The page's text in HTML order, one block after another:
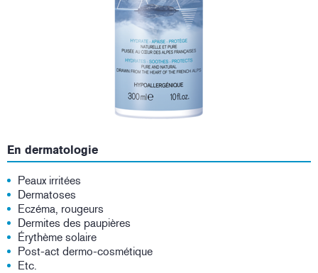
En dermatologie
Peaux irritées
Dermatoses
Eczéma, rougeurs
Dermites des paupières
Érythème solaire
Post-act dermo-cosmétique
Etc.